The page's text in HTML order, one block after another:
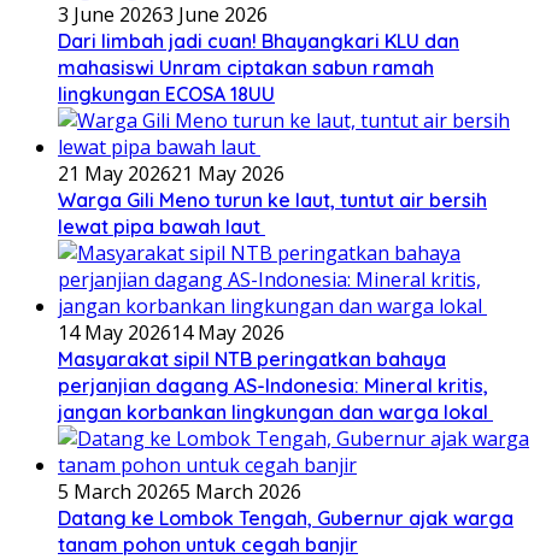
3 June 20263 June 2026
Dari limbah jadi cuan! Bhayangkari KLU dan
mahasiswi Unram ciptakan sabun ramah
lingkungan ECOSA 18UU
21 May 202621 May 2026
Warga Gili Meno turun ke laut, tuntut air bersih
lewat pipa bawah laut
14 May 202614 May 2026
Masyarakat sipil NTB peringatkan bahaya
perjanjian dagang AS-Indonesia: Mineral kritis,
jangan korbankan lingkungan dan warga lokal
5 March 20265 March 2026
Datang ke Lombok Tengah, Gubernur ajak warga
tanam pohon untuk cegah banjir